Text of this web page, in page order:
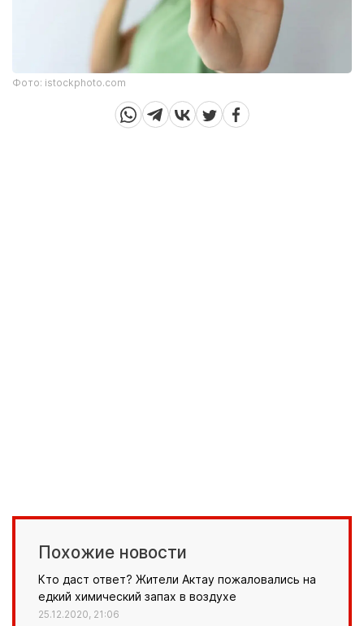
Фото: istockphoto.com
Похожие новости
Кто даст ответ? Жители Актау пожаловались на
едкий химический запах в воздухе
25.12.2020, 21:06